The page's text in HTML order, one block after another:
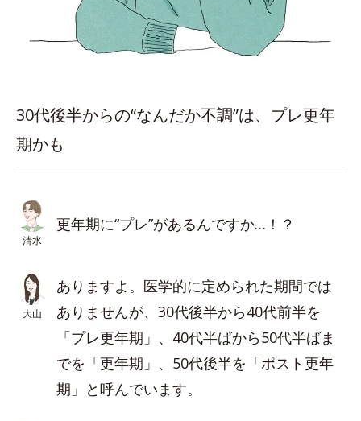
30代後半からの“なんだか不調”は、プレ更年
期かも
清水
更年期に“プレ”があるんですか…！？
大山
ありますよ。医学的に定められた期間では
ありませんが、30代後半から40代前半を
「プレ更年期」、40代半ばから50代半ばま
でを「更年期」、50代後半を「ポスト更年
期」と呼んでいます。